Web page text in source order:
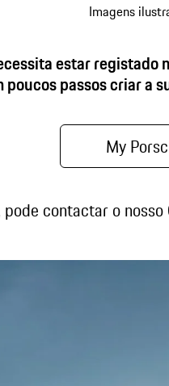
Imagens
estar registado
passos criar a
My
contactar o